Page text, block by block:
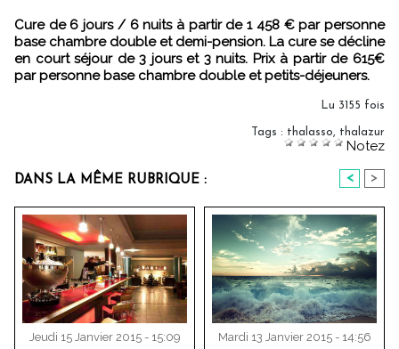
Cure de 6 jours / 6 nuits à partir de 1 458 € par personne
base chambre double et demi-pension. La cure se décline
en court séjour de 3 jours et 3 nuits. Prix à partir de 615€
par personne base chambre double et petits-déjeuners.
Lu 3155 fois
Tags : thalasso, thalazur
Notez
DANS LA MÊME RUBRIQUE : < >
Jeudi 15 Janvier 2015 - 15:09
Mardi 13 Janvier 2015 - 14:56